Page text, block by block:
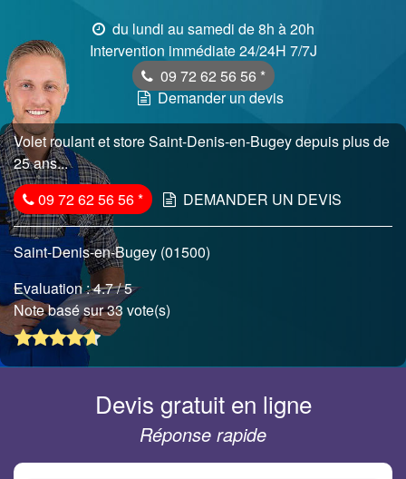
du lundi au samedi de 8h à 20h
Intervention immédiate 24/24H 7/7J
09 72 62 56 56 *
Demander un devis
Volet roulant et store Saint-Denis-en-Bugey depuis plus de
25 ans...
09 72 62 56 56* DEMANDER UN DEVIS
Saint-Denis-en-Bugey (01500)
Evaluation :4.7/ 5
Note basé sur 33 vote(s)
Devis gratuit en ligne
Réponse rapide